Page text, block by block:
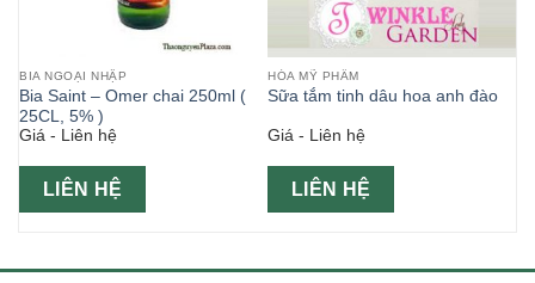
BIA NGOẠI NHẬP
Bia Saint – Omer chai 250ml (
25CL, 5% )
Giá - Liên hệ
LIÊN HỆ
HÓA MỸ PHẨM
Sữa tắm tinh dâu hoa anh đào
Giá - Liên hệ
LIÊN HỆ